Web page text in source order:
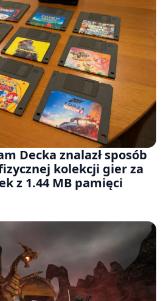
Decka znalazł sposób
kolekcji gier za
z 1.44 MB pamięci